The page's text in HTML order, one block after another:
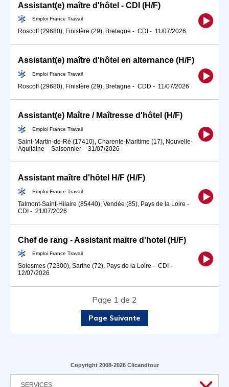
Assistant(e) maître d'hôtel - CDI (H/F)
Emploi France Travail
Roscoff (29680), Finistère (29), Bretagne - CDI - 11/07/2026
Assistant(e) maître d'hôtel en alternance (H/F)
Emploi France Travail
Roscoff (29680), Finistère (29), Bretagne - CDD - 11/07/2026
Assistant(e) Maître / Maîtresse d'hôtel (H/F)
Emploi France Travail
Saint-Martin-de-Ré (17410), Charente-Maritime (17), Nouvelle-
Aquitaine - Saisonnier - 31/07/2026
Assistant maître d'hôtel H/F (H/F)
Emploi France Travail
Talmont-Saint-Hilaire (85440), Vendée (85), Pays de la Loire -
CDI - 21/07/2026
Chef de rang - Assistant maitre d'hotel (H/F)
Emploi France Travail
Solesmes (72300), Sarthe (72), Pays de la Loire - CDI -
12/07/2026
Page 1 de 2
Page Suivante
Copyright 2008-2026 Clicandtour
SERVICES